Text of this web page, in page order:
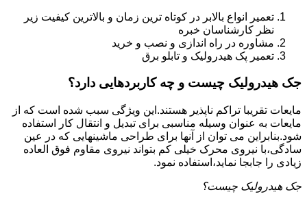
تعمیر انواع بالابر در کوتاه ترین زمان و بالاترین کیفیت زیر
نظر کارشناسان خبره
مشاوره در راه اندازی و نصب و خرید
تعمیر پک هیدرولیک و تابلو برق
جک هیدرولیک چیست و چه کاربردهایی دارد؟
مایعات تقریبا تراکم ناپذیر هستند.این ویژگی سبب شده است که از
مایعات به عنوان وسیله مناسبی برای تبدیل و انتقال کار استفاده
شود.بنابراین می توان از آنها برای طراحی ماشینهایی که در عین
سادگی،با نیروی محرک خیلی کم بتواند نیروی مقاوم فوق العاده
زیادی را جابجا نماید،استفاده نمود.
جک هیدرولیک چیست؟